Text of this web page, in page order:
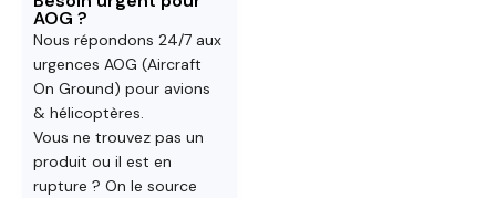
AOG ?
Nous répondons 24/7 aux
urgences AOG (Aircraft
On Ground) pour avions
& hélicoptères.
Vous ne trouvez pas un
produit ou il est en
rupture ? On le source